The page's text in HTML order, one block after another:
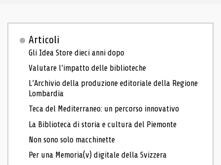
Articoli
Gli Idea Store dieci anni dopo
Valutare l’impatto delle biblioteche
L’Archivio della produzione editoriale della Regione
Lombardia
Teca del Mediterraneo: un percorso innovativo
La Biblioteca di storia e cultura del Piemonte
Non sono solo macchinette
Per una Memoria(v) digitale della Svizzera